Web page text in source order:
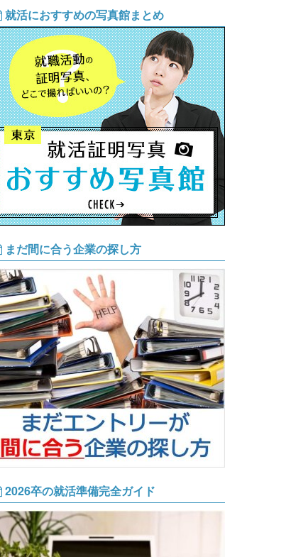
就活におすすめの写真館まとめ
まだ間に合う企業の探し方
2026卒の就活準備完全ガイド